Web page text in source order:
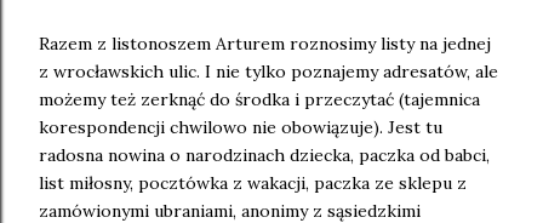
Razem z listonoszem Arturem roznosimy listy na jednej
z wrocławskich ulic. I nie tylko poznajemy adresatów, ale
możemy też zerknąć do środka i przeczytać (tajemnica
korespondencji chwilowo nie obowiązuje). Jest tu
radosna nowina o narodzinach dziecka, paczka od babci,
list miłosny, pocztówka z wakacji, paczka ze sklepu z
zamówionymi ubraniami, anonimy z sąsiedzkimi